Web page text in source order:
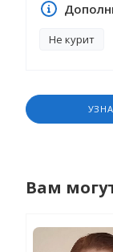
Не курит
Вам